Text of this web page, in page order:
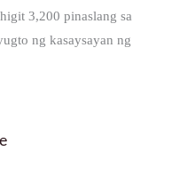
3,200 pinaslang sa
ng kasaysayan ng